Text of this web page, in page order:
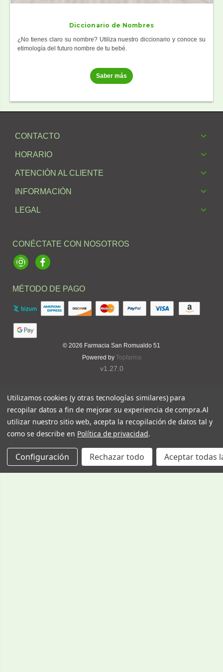
Diccionario de Nombres
¿No tienes claro su nombre? Utiliza nuestro diccionario y conoce su
etimología del futuro nombre de tu bebé.
Saber más
CONTACTO
HORARIO
ATENCIÓN AL CLIENTE
INFORMACIÓN
LEGAL
CONÉCTATE CON NOSOTROS
InstagramFacebook
MÉTODO DE PAGO
© 2026 Farmacia San Romualdo 51
Powered by Topfarma
v1.27.0
Utilizamos cookies (y otras tecnologías similares) para
recopilar datos a fin de mejorar su experiencia de compra.Al
utilizar nuestro sitio web, acepta la recopilación de datos tal y
como se describe en Política de privacidad.
Configuración Rechazar todo Aceptar todas